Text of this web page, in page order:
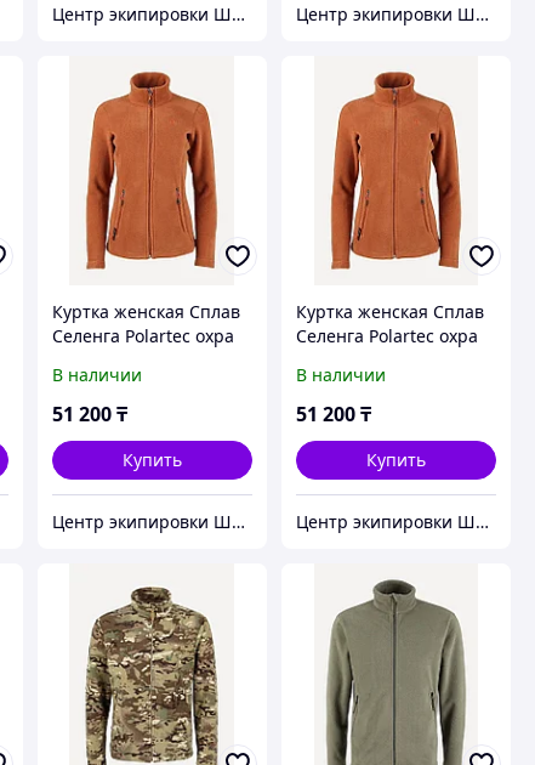
Центр экипировки Штурм Центр экипировки Штурм
Куртка женская Сплав
Селенга Polartec охра
В наличии
51 200 ₸
Купить
Центр экипировки Штурм
Куртка женская Сплав
Селенга Polartec охра
В наличии
51 200₸
Купить
Центр экипировки Штурм